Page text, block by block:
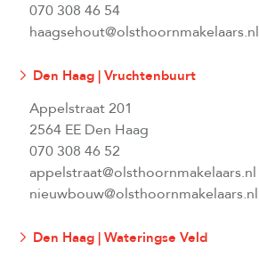
070 308 46 54
haagsehout@olsthoornmakelaars.nl
Den Haag | Vruchtenbuurt
Appelstraat 201
2564 EE Den Haag
070 308 46 52
appelstraat@olsthoornmakelaars.nl
nieuwbouw@olsthoornmakelaars.nl
Den Haag | Wateringse Veld